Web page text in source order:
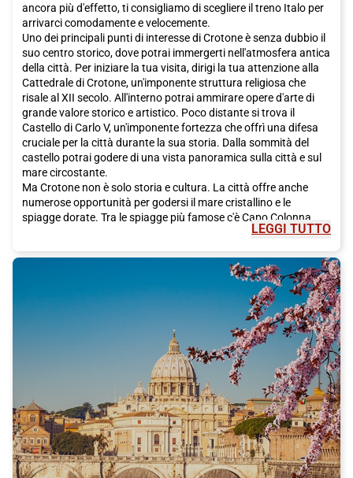
ancora più d'effetto, ti consigliamo di scegliere il treno Italo per
arrivarci comodamente e velocemente.
Uno dei principali punti di interesse di Crotone è senza dubbio il
suo centro storico, dove potrai immergerti nell'atmosfera antica
della città. Per iniziare la tua visita, dirigi la tua attenzione alla
Cattedrale di Crotone, un'imponente struttura religiosa che
risale al XII secolo. All'interno potrai ammirare opere d'arte di
grande valore storico e artistico. Poco distante si trova il
Castello di Carlo V, un'imponente fortezza che offrì una difesa
cruciale per la città durante la sua storia. Dalla sommità del
castello potrai godere di una vista panoramica sulla città e sul
mare circostante.
Ma Crotone non è solo storia e cultura. La città offre anche
numerose opportunità per godersi il mare cristallino e le
spiagge dorate. Tra le spiagge più famose c'è Capo Colonna,
una bellissima spiaggia facilmente raggiungibile dalla città,
praticare sport acquatici. Se invece sei un appassionato di
immersioni subacquee, non puoi perderti l'opportunità di
esplorare il Parco Marino di Capo Rizzuto, che offre una varietà
Ma lasciati tentare anche dalla cucina locale. La Calabria è
famosa per i suoi piatti gustosi e genuini e Crotone non fa certo
eccezione. Assicurati di gustare il pesce fresco del Mediterraneo
e le specialità a base di frutti di mare come gli spaghetti ai ricci
di mare o la famosa 'nduja, un salame piccante tipico della
regione. Non dimenticare poi di accompagnare il tutto con un
buon bicchiere di vino locale, come il Cirò, che è considerato uno
dei migliori vini rossi d'Italia.
Insomma, una visita a Crotone rappresenta un'esperienza
completa che combina cultura, storia, paesaggio e buon cibo. E
per rendere il tuo viaggio ancora più piacevole, ti consigliamo di
LEGGI TUTTO